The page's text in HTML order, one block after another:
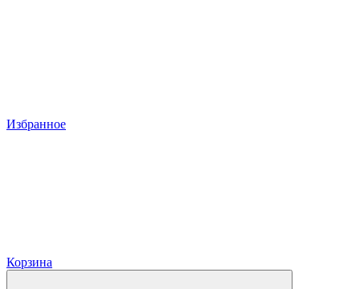
Избранное
Корзина